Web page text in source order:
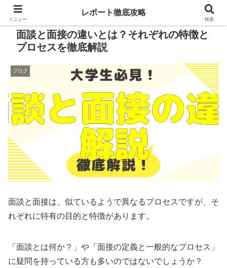
面談と面接の違いとは？それぞれの特徴と
プロセスを徹底解説
ブログ
面談と面接は、似ているようで異なるプロセスですが、そ
れぞれに特有の目的と特徴があります。
「面談とは何か？」や「面接の定義と一般的なプロセス」
に疑問を持っている方も多いのではないでしょうか？
メニュー
レポート徹底攻略
検索